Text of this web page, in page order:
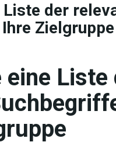
der
Zielgruppe
eine Liste